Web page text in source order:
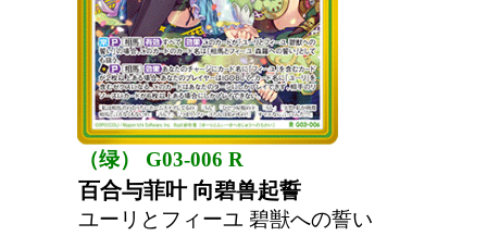
（绿） G03-006 R
百合与菲叶 向碧兽起誓
ユーリとフィーユ 碧獣への誓い